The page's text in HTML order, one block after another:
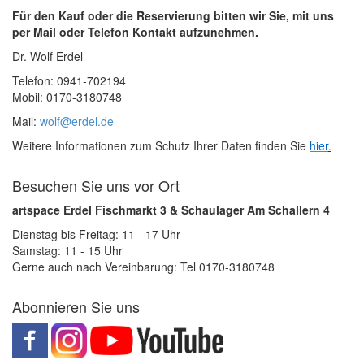
Für den Kauf oder die Reservierung bitten wir Sie, mit uns
per Mail oder Telefon Kontakt aufzunehmen.
Dr. Wolf Erdel
Telefon: 0941-702194
Mobil: 0170-3180748
Mail: wolf@erdel.de
Weitere Informationen zum Schutz Ihrer Daten finden Sie hier.
Besuchen Sie uns vor Ort
artspace Erdel Fischmarkt 3 & Schaulager Am Schallern 4
Dienstag bis Freitag: 11 - 17 Uhr
Samstag: 11 - 15 Uhr
Gerne auch nach Vereinbarung: Tel 0170-3180748
Abonnieren Sie uns